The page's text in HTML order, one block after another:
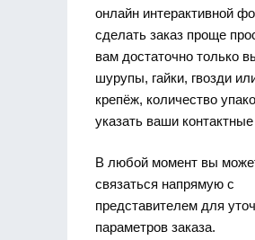
онлайн интерактивной
сделать заказ проще
вам достаточно только
шурупы, гайки, гвозди
крепёж, количество
указать ваши
В любой момент вы
связаться напрямую с
представителем для
параметров заказа.